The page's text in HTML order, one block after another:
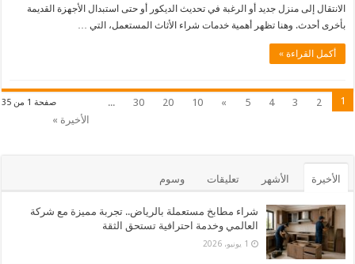
الانتقال إلى منزل جديد أو الرغبة في تحديث الديكور أو حتى استبدال الأجهزة القديمة
بأخرى أحدث. وهنا تظهر أهمية خدمات شراء الأثاث المستعمل، التي …
أكمل القراءة »
صفحة 1 من 35 1
2
3
4
5
»
10
20
30
...
الأخيرة »
الأخيرة الأشهر تعليقات وسوم
شراء مطابخ مستعملة بالرياض.. تجربة مميزة مع شركة
العالمي وخدمة احترافية تستحق الثقة
1 يونيو، 2026